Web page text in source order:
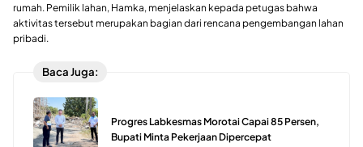
rumah. Pemilik lahan, Hamka, menjelaskan kepada petugas bahwa
aktivitas tersebut merupakan bagian dari rencana pengembangan lahan
pribadi.
Baca Juga:
Progres Labkesmas Morotai Capai 85 Persen,
Bupati Minta Pekerjaan Dipercepat